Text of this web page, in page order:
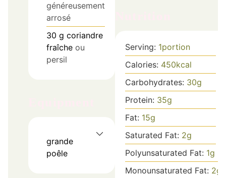
généreusement
arrosé
30 g coriandre
fraîche ou
persil
grande
poêle
Serving: 1portion
Calories: 450kcal
Carbohydrates: 30g
Protein: 35g
Fat: 15g
Saturated Fat: 2g
Polyunsaturated Fat: 1g
Monounsaturated Fat: 2g